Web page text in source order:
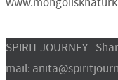
SPIRIT JOURNEY -
mail: